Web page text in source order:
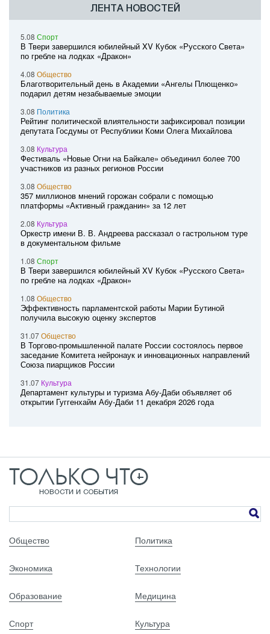
ЛЕНТА НОВОСТЕЙ
5.08 Спорт
В Твери завершился юбилейный XV Кубок «Русского Света»
по гребле на лодках «Дракон»
4.08 Общество
Благотворительный день в Академии «Ангелы Плющенко»
подарил детям незабываемые эмоции
3.08 Политика
Рейтинг политической влиятельности зафиксировал позиции
депутата Госдумы от Республики Коми Олега Михайлова
3.08 Культура
Фестиваль «Новые Огни на Байкале» объединил более 700
участников из разных регионов России
3.08 Общество
357 миллионов мнений горожан собрали с помощью
платформы «Активный гражданин» за 12 лет
2.08 Культура
Оркестр имени В. В. Андреева рассказал о гастрольном туре
в документальном фильме
1.08 Спорт
В Твери завершился юбилейный XV Кубок «Русского Света»
по гребле на лодках «Дракон»
1.08 Общество
Эффективность парламентской работы Марии Бутиной
получила высокую оценку экспертов
31.07Общество
В Торгово-промышленной палате России состоялось первое
заседание Комитета нейронаук и инновационных направлений
Союза пиарщиков России
31.07 Культура
Департамент культуры и туризма Абу-Даби объявляет об
открытии Гуггенхайм Абу-Даби 11 декабря 2026 года
Общество Политика
Экономика Технологии
Образование Медицина
Спорт Культура